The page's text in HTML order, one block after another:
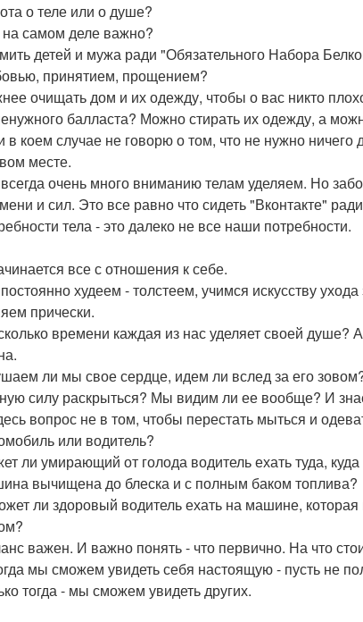
о теле или о душе?
на самом деле важно?
детей и мужа ради "Обязательного Набора
принятием, прощением?
очищать дом и их одежду, чтобы о вас никто
балласта? Можно стирать их одежду, а
в коем случае не говорю о том, что не нужно ничего
месте.
очень много вниманию телам уделяем. Но
и сил. Это все равно что сидеть "Вконтакте"
тела - это далеко не все наши потребности.
все с отношения к себе.
худеем - толстеем, учимся искусству
прически.
времени каждая из нас уделяет своей
ли мы свое сердце, идем ли вслед за его
силу раскрыться? Мы видим ли ее вообще? И
вопрос не в том, чтобы перестать мыться и
или водитель?
ли умирающий от голода водитель ехать туда,
вычищена до блеска и с полным баком топлива?
ли здоровый водитель ехать на машине,
важен. И важно понять - что первично. На что
мы сможем увидеть себя настоящую - пусть не
тогда - мы сможем увидеть других.